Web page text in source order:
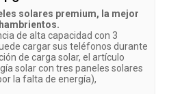
solares premium, la mejor
de alta capacidad con 3
cargar sus teléfonos durante
de carga solar, el artículo
solar con tres paneles solares
la falta de energía),